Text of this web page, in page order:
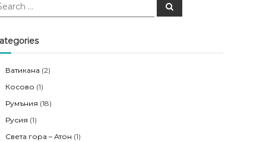
S
e
Ватикана (2)
Косово (1)
Румъния (18)
Русия (1)
Света гора – Атон (1)